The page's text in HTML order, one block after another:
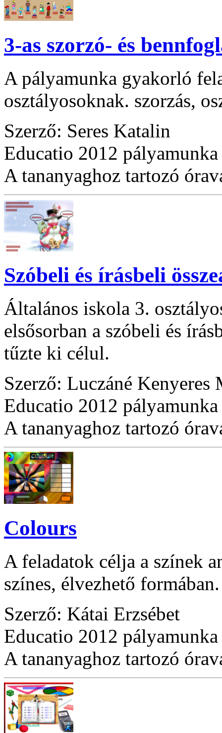
3-as szorzó- és
A pályamunka gyakorló
osztályosoknak. szorzás,
Szerző: Seres Katalin
Educatio 2012 pályamunka
A tananyaghoz tartozó
Szóbeli és írásbeli
Általános iskola 3.
elsősorban a szóbeli és
tűzte ki célul.
Szerző: Luczáné Kenyeres
Educatio 2012 pályamunka
A tananyaghoz tartozó
Colours
A feladatok célja a színek
színes, élvezhető formában.
Szerző: Kátai Erzsébet
Educatio 2012 pályamunka
A tananyaghoz tartozó